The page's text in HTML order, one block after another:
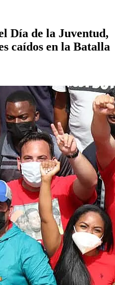
Día de la Juventud,
caídos en la Batalla